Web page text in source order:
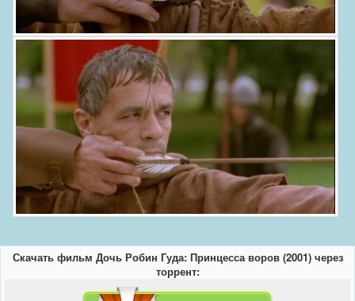
Скачать фильм Дочь Робин Гуда: Принцесса воров (2001) через
торрент: